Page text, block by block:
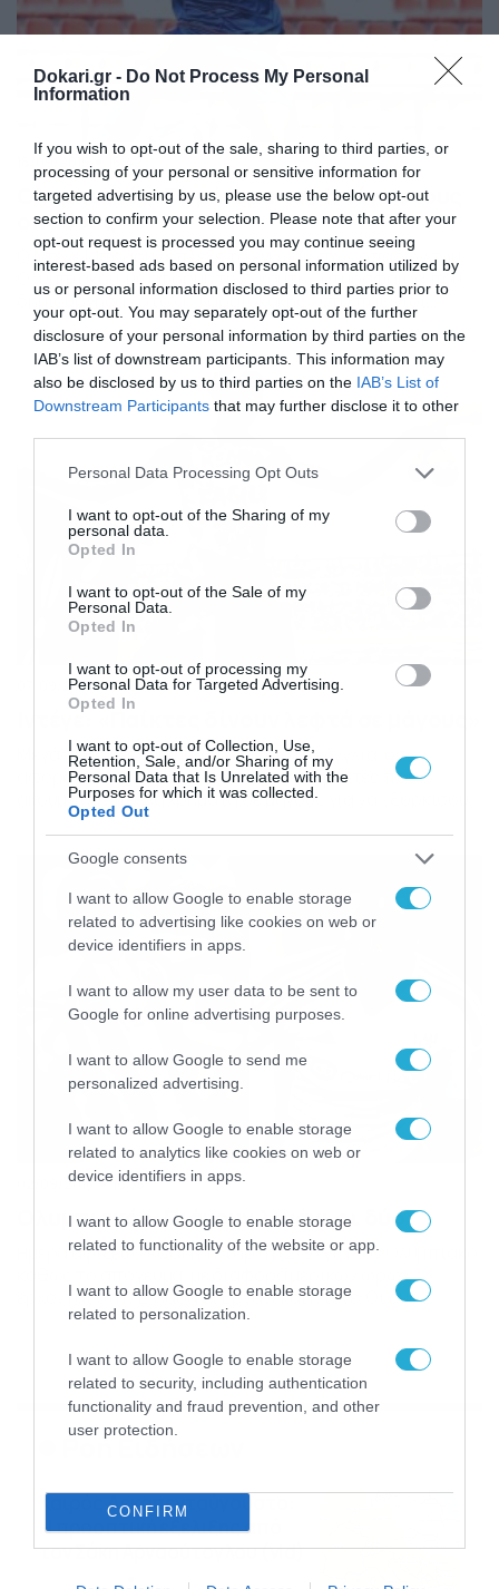
Dokari.gr - Do Not Process My Personal
Information
If you wish to opt-out of the sale, sharing to third parties, or
processing of your personal or sensitive information for
targeted advertising by us, please use the below opt-out
section to confirm your selection. Please note that after your
opt-out request is processed you may continue seeing
interest-based ads based on personal information utilized by
us or personal information disclosed to third parties prior to
your opt-out. You may separately opt-out of the further
disclosure of your personal information by third parties on the
IAB’s list of downstream participants. This information may
also be disclosed by us to third parties on the IAB’s List of
Downstream Participants that may further disclose it to other
Please note that this website/app uses one or more Google
not limited to your visit or usage behaviour. You may click to
grant or deny consent to Google and its third-party tags to
use your data for below specified purposes in below Google
consent section.
Personal Data Processing Opt Outs
I want to opt-out of the Sharing of my
personal data.
Opted In
I want to opt-out of the Sale of my
Personal Data.
Opted In
I want to opt-out of processing my
Personal Data for Targeted Advertising.
Opted In
I want to opt-out of Collection, Use,
Retention, Sale, and/or Sharing of my
Personal Data that Is Unrelated with the
Purposes for which it was collected.
Opted Out
Google consents
I want to allow Google to enable storage
related to advertising like cookies on web or
device identifiers in apps.
I want to allow my user data to be sent to
Google for online advertising purposes.
I want to allow Google to send me
personalized advertising.
I want to allow Google to enable storage
related to analytics like cookies on web or
device identifiers in apps.
I want to allow Google to enable storage
related to functionality of the website or app.
I want to allow Google to enable storage
related to personalization.
I want to allow Google to enable storage
related to security, including authentication
functionality and fraud prevention, and other
user protection.
CONFIRM
18/09/2015 16:42
Ολυμπιακός: Το μήνυμα του Ιντέγε στους
οπαδούς
Ο Ιντέγε Μπράουν έπλεξε το εγκώμιο των οπαδών του
Ολυμπιακού, με αφορμή την «καυτή» ατμόσφαιρα που
δημιούργησαν στο «Γ. Καραϊσκάκης» στο παιχνίδι
απέναντι στην Μπάγερν Μονάχου. Διαβάστε τι έγραψε ο
Νιγηριανός φορ των Πειραιωτών στο προσωπικό
λογαριασμό που διαθέτει στο twitter: «Είμαι λυπημένος
που χάσαμε, αλλά έχουμε πολλά να μάθουμε από το
παιχνίδι. Απίστευτη στήριξη […]
07/09/2015 14:04
Ιντέγε: «Παίκτες δίνουν λεφτά σε μάγους»
Μεγάλο θέμα έχει δημιουργηθεί στην Αγγλία, όσον
αφορά στους Αφρικανούς ποδοσφαιριστές που…
ακουμπούν πολλά χρήματα σε μάγους για να… ξορκίσουν
τα δαιμόνια. Ο νέος επιθετικός του Ολυμπιακού, μίλησε
στην Sun της Βρετανίας, όπου αναφέρθηκε στο
συγκεκριμένο πρόβλημα και επιβεβαίωσε πως
υπάρχουν πολλοί παίκτες της Premier League, οι
οποίοι ξοδεύουν μία… περιουσία στους μάγους της
φυλής […]
02/09/2015 16:35
Ολυμπιακός: Πιάνουν λιμάνι οι δύο
Ημέρα αφίξεων είναι η Τετάρτη (2/9) για τον Ολυμπιακό,
καθώς το απόγευμα, με διαφορά μερικών ωρών,
έρχονται στην Ελλάδα οι Ερνάνι και Ιντέγε. Οι δύο
ποδοσφαιριστές, αποτέλεσαν τα τελευταία
Τετάρτη (2/9) θα έρθουν στην χώρα μας, ούτως ώστε να
ενταχθούν στο ρόστερ των Πειραιωτών και να αρχίσουν
προπονήσεις με […]
Ροή Ειδήσεων
Καιρός Δεκαπενταύγουστο:
Η προοπτική εξέλιξης από
τον Σάκη Αρναούτογλου (vid)